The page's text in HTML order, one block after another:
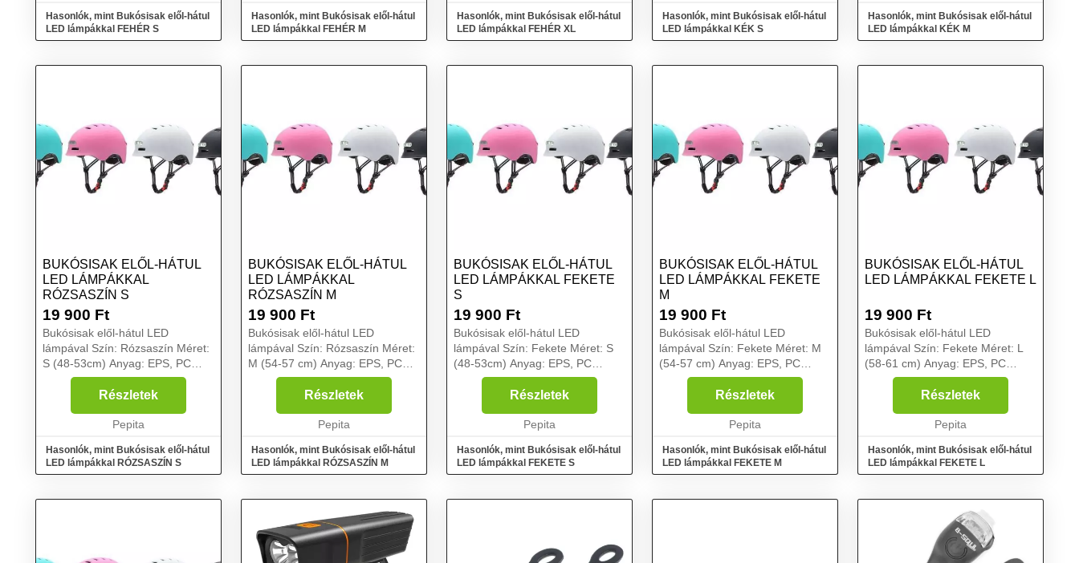
Hasonlók, mint Bukósisak elől-hátul
LED lámpákkal FEHÉR S
Hasonlók, mint Bukósisak elől-hátul
LED lámpákkal FEHÉR M
Hasonlók, mint Bukósisak elől-hátul
LED lámpákkal FEHÉR XL
Hasonlók, mint Bukósisak elől-hátul
LED lámpákkal KÉK S
Hasonlók, mint Bukósisak elől-hátul
LED lámpákkal KÉK M
BUKÓSISAK ELŐL-HÁTUL
LED LÁMPÁKKAL
RÓZSASZÍN S
19 900 Ft
Bukósisak elől-hátul LED
lámpával Szín: Rózsaszín Méret:
S (48-53cm) Anyag: EPS, PC
Első/hátsó lámpa: 150A/314A
Akkumulátor teljesítmény:
750mAh Akkumulátor anyaga
Beépített: Li-Polymer
Részletek
Pepita
Hasonlók, mint Bukósisak elől-hátul
LED lámpákkal RÓZSASZÍN S
BUKÓSISAK ELŐL-HÁTUL
LED LÁMPÁKKAL
RÓZSASZÍN M
19 900 Ft
Bukósisak elől-hátul LED
lámpával Szín: Rózsaszín Méret:
M (54-57 cm) Anyag: EPS, PC
Első/hátsó lámpa: 150A/314A
Akkumulátor teljesítmény:
750mAh Akkumulátor anyaga
Beépített: Li-Polymer
Részletek
Pepita
Hasonlók, mint Bukósisak elől-hátul
LED lámpákkal RÓZSASZÍN M
BUKÓSISAK ELŐL-HÁTUL
LED LÁMPÁKKAL FEKETE
S
19 900 Ft
Bukósisak elől-hátul LED
lámpával Szín: Fekete Méret: S
(48-53cm) Anyag: EPS, PC
Első/hátsó lámpa: 150A/314A
Akkumulátor teljesítmény:
750mAh Akkumulátor anyaga
Beépített: Li-Polymer
Részletek
Pepita
Hasonlók, mint Bukósisak elől-hátul
LED lámpákkal FEKETE S
BUKÓSISAK ELŐL-HÁTUL
LED LÁMPÁKKAL FEKETE
M
19 900 Ft
Bukósisak elől-hátul LED
lámpával Szín: Fekete Méret: M
(54-57 cm) Anyag: EPS, PC
Első/hátsó lámpa: 150A/314A
Akkumulátor teljesítmény:
750mAh Akkumulátor anyaga
Beépített: Li-Polymer
Részletek
Pepita
Hasonlók, mint Bukósisak elől-hátul
LED lámpákkal FEKETE M
BUKÓSISAK ELŐL-HÁTUL
LED LÁMPÁKKAL FEKETE L
19 900 Ft
Bukósisak elől-hátul LED
lámpával Szín: Fekete Méret: L
(58-61 cm) Anyag: EPS, PC
Első/hátsó lámpa: 150A/314A
Akkumulátor teljesítmény:
750mAh Akkumulátor anyaga
Beépített: Li-Polymer
Részletek
Pepita
Hasonlók, mint Bukósisak elől-hátul
LED lámpákkal FEKETE L